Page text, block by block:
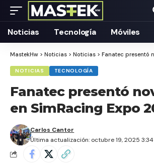
Noticias Tecnología Móviles
MastekHw > Noticias > Noticias > Fanatec presentó
NOTICIAS TECNOLOGÍA
Fanatec presentó
en SimRacing Expo
Última actualización: octubre 19, 2025
Carlos Cantor